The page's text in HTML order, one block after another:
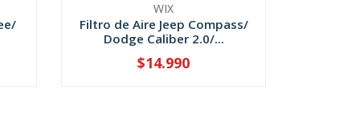
WIX
Filtro de Aire Jeep Compass/
Dodge Caliber 2.0/...
+
$14.990